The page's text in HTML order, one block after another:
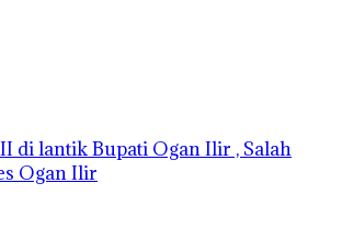
di lantik Bupati Ogan Ilir , Salah
Ogan Ilir